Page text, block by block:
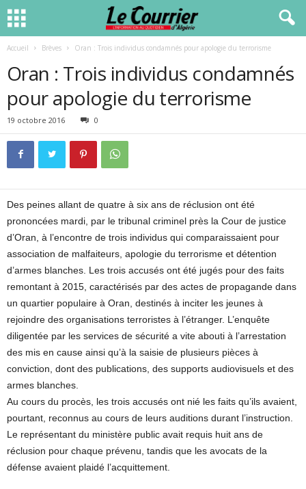
Accueil Brèves Oran : Trois individus condamnés pour apologie du terrorisme
Oran : Trois individus condamnés
pour apologie du terrorisme
19 octobre 2016 0
Des peines allant de quatre à six ans de réclusion ont été
prononcées mardi, par le tribunal criminel près la Cour de justice
d’Oran, à l’encontre de trois individus qui comparaissaient pour
association de malfaiteurs, apologie du terrorisme et détention
d’armes blanches. Les trois accusés ont été jugés pour des faits
remontant à 2015, caractérisés par des actes de propagande dans
un quartier populaire à Oran, destinés à inciter les jeunes à
rejoindre des organisations terroristes à l’étranger. L’enquête
diligentée par les services de sécurité a vite abouti à l’arrestation
des mis en cause ainsi qu’à la saisie de plusieurs pièces à
conviction, dont des publications, des supports audiovisuels et des
armes blanches.
Au cours du procès, les trois accusés ont nié les faits qu’ils avaient,
pourtant, reconnus au cours de leurs auditions durant l’instruction.
Le représentant du ministère public avait requis huit ans de
réclusion pour chaque prévenu, tandis que les avocats de la
défense avaient plaidé l’acquittement.